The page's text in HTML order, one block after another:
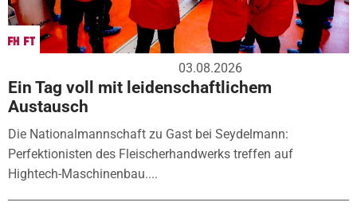
03.08.2026
Ein Tag voll mit leidenschaftlichem
Austausch
Die Nationalmannschaft zu Gast bei Seydelmann:
Perfektionisten des Fleischerhandwerks treffen auf
Hightech-Maschinenbau....